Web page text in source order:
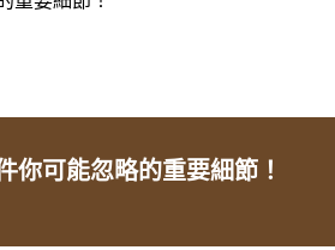
你可能忽略的重要細節！